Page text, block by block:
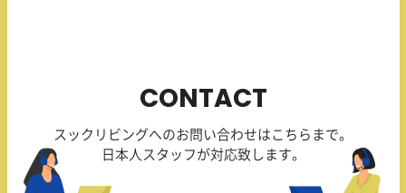
CONTACT
スックリビングへのお問い合わせはこちらまで。
日本人スタッフが対応致します。